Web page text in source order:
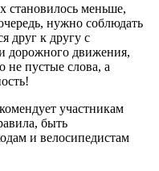
становилось меньше,
нужно соблюдать
друг к другу с
дорожного движения,
не пустые слова, а
участникам
быть
и велосипедистам